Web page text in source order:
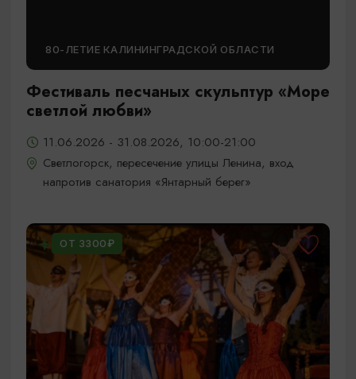
80-ЛЕТИЕ КАЛИНИНГРАДСКОЙ ОБЛАСТИ
Фестиваль песчаных скульптур «Море
светлой любви»
11.06.2026 - 31.08.2026, 10:00-21:00
Светлогорск, пересечение улицы Ленина, вход
напротив санатория «Янтарный берег»
ОТ 3300₽